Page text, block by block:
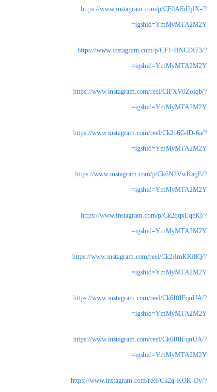
https://www.instagram.com/p/CF0AEd2jlX-/?
igshid=YmMyMTA2M2Y=
https://www.instagram.com/p/CF1-HNCDf73/?
igshid=YmMyMTA2M2Y=
https://www.instagram.com/reel/CiFXV0Zolqb/?
igshid=YmMyMTA2M2Y=
https://www.instagram.com/reel/Ck2o6G4D-6a/?
igshid=YmMyMTA2M2Y=
https://www.instagram.com/p/Ck6N2VwKagE/?
igshid=YmMyMTA2M2Y=
https://www.instagram.com/p/Ck2qqxEqeKj/?
igshid=YmMyMTA2M2Y=
https://www.instagram.com/reel/Ck2rlmKKi8Q/?
igshid=YmMyMTA2M2Y=
https://www.instagram.com/reel/Ck6I0IFqnUA/?
igshid=YmMyMTA2M2Y=
https://www.instagram.com/reel/Ck6I0IFqnUA/?
igshid=YmMyMTA2M2Y=
https://www.instagram.com/reel/Ck2q-KOK-Dy/?